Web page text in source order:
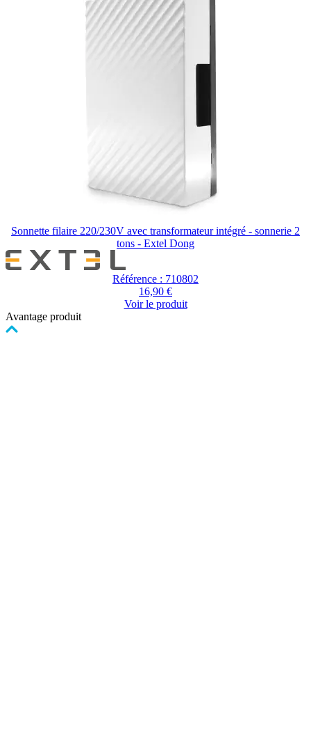
Sonnette filaire 220/230V avec transformateur intégré - sonnerie 2
tons - Extel Dong
Référence : 710802
16,90 €
Voir le produit
Avantage produit